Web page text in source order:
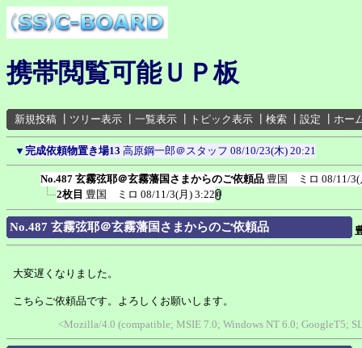
携帯閲覧可能ＵＰ板
新規投稿 ツリー表示 一覧表示 トピック表示 検索 設定 ホー
▼ 完成依頼物置き場13 高原鋼一郎＠スタッフ 08/10/23(木) 20:21
No.487 玄霧弦耶＠玄霧藩国さまからのご依頼品 豊国 ミロ 08/11/3(
2枚目 豊国 ミロ 08/11/3(月) 3:22
No.487 玄霧弦耶＠玄霧藩国さまからのご依頼品
大変遅くなりました。
こちらご依頼品です。よろしくお願いします。
<Mozilla/4.0 (compatible; MSIE 7.0; Windows NT 6.0; GoogleT5;